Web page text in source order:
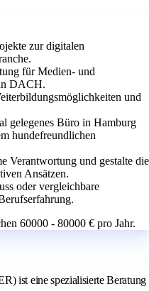
zur digitalen
für Medien- und
DACH.
und
gelegenes Büro in Hamburg
hundefreundlichen
Verantwortung und gestalte die
Ansätzen.
oder vergleichbare
60000 - 80000 € pro Jahr.
ist eine spezialisierte Beratung